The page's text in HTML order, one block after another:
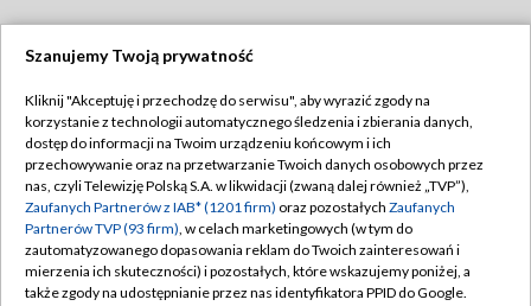
TVP
Abonament TVP
Emisja w TVP
Centrum informacji TVP
Naziemna Telewizja Cyfrowa
Regulamin TVP
Polityka prywatności
Moje zgody
Pomoc
Szanujemy Twoją prywatność
Kliknij "Akceptuję i przechodzę do serwisu", aby wyrazić zgody na
korzystanie z technologii automatycznego śledzenia i zbierania danych,
dostęp do informacji na Twoim urządzeniu końcowym i ich
przechowywanie oraz na przetwarzanie Twoich danych osobowych przez
nas, czyli Telewizję Polską S.A. w likwidacji (zwaną dalej również „TVP”),
Zaufanych Partnerów z IAB* (1201 firm) oraz pozostałych Zaufanych
Partnerów TVP (93 firm), w celach marketingowych (w tym do
zautomatyzowanego dopasowania reklam do Twoich zainteresowań i
mierzenia ich skuteczności) i pozostałych, które wskazujemy poniżej, a
także zgody na udostępnianie przez nas identyfikatora PPID do Google.